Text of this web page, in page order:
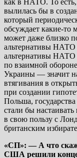
вылилась бы в
который
обсуждает какие-то
может даже близко
альтернативы НАТО
альтернативы НАТО
по взаимной
Украины — значит
втягивания в
при создании
Польша,
стали бы
в свою пользу с
британским
«СП»: — А что
США решили